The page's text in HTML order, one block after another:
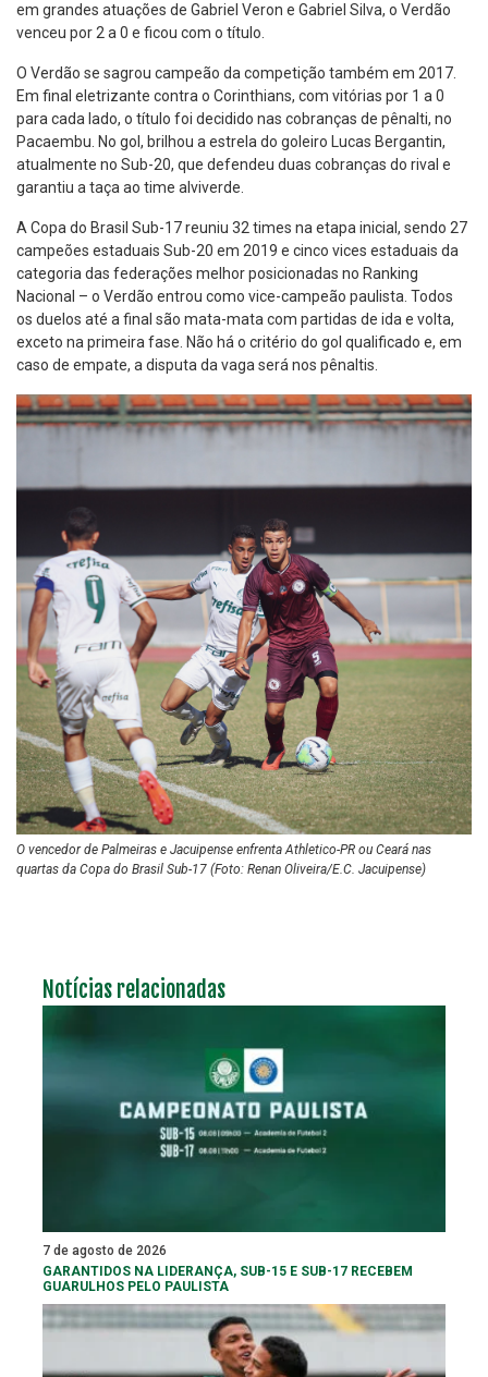
em grandes atuações de Gabriel Veron e Gabriel Silva, o Verdão
venceu por 2 a 0 e ficou com o título.
O Verdão se sagrou campeão da competição também em 2017.
Em final eletrizante contra o Corinthians, com vitórias por 1 a 0
para cada lado, o título foi decidido nas cobranças de pênalti, no
Pacaembu. No gol, brilhou a estrela do goleiro Lucas Bergantin,
atualmente no Sub-20, que defendeu duas cobranças do rival e
garantiu a taça ao time alviverde.
A Copa do Brasil Sub-17 reuniu 32 times na etapa inicial, sendo 27
campeões estaduais Sub-20 em 2019 e cinco vices estaduais da
categoria das federações melhor posicionadas no Ranking
Nacional – o Verdão entrou como vice-campeão paulista. Todos
os duelos até a final são mata-mata com partidas de ida e volta,
exceto na primeira fase. Não há o critério do gol qualificado e, em
caso de empate, a disputa da vaga será nos pênaltis.
O vencedor de Palmeiras e Jacuipense enfrenta Athletico-PR ou Ceará nas
quartas da Copa do Brasil Sub-17 (Foto: Renan Oliveira/E.C. Jacuipense)
Notícias relacionadas
7 de agosto de 2026
GARANTIDOS NA LIDERANÇA, SUB-15 E SUB-17 RECEBEM
GUARULHOS PELO PAULISTA